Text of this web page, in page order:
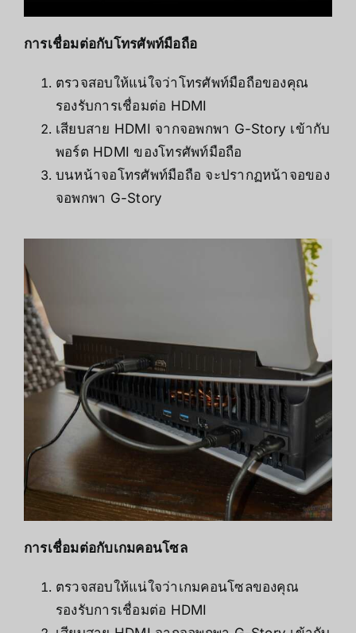
การเชื่อมต่อกับโทรศัพท์มือถือ
ตรวจสอบให้แน่ใจว่าโทรศัพท์มือถือของคุณ
รองรับการเชื่อมต่อ HDMI
เสียบสาย HDMI จากจอพกพา G-Story เข้ากับ
พอร์ต HDMI ของโทรศัพท์มือถือ
บนหน้าจอโทรศัพท์มือถือ จะปรากฏหน้าจอของ
จอพกพา G-Story
การเชื่อมต่อกับเกมคอนโซล
ตรวจสอบให้แน่ใจว่าเกมคอนโซลของคุณ
รองรับการเชื่อมต่อ HDMI